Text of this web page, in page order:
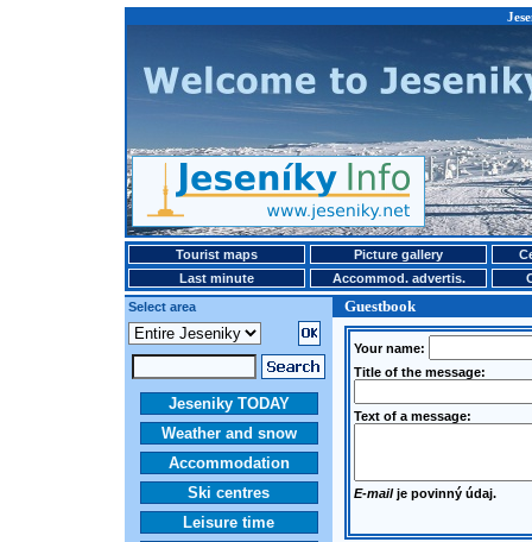
Tourist maps Picture gallery
Last minute
Accommod. advertis.
Select area
Guestbook
Jeseniky TODAY
Weather and snow
Accommodation
Ski centres
Leisure time
Your name:
Title of the message:
Text of a message:
E-mailje povinný údaj.